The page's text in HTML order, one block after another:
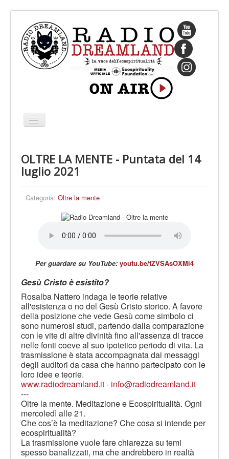
Cambia
navigazione
CHI SIAMO
IL FONDATORE
PROGRAMMI
PALINSESTO
LE VOCI
EVENTI
PRESS
CONTATTI
OLTRE LA MENTE - Puntata del 14
luglio 2021
Categoria: Oltre la mente
Per guardare su YouTube: youtu.be/tZVSAsOXMi4
Gesù Cristo è esistito?
Rosalba Nattero indaga le teorie relative
all'esistenza o no del Gesù Cristo storico. A favore
della posizione che vede Gesù come simbolo ci
sono numerosi studi, partendo dalla comparazione
con le vite di altre divinità fino all'assenza di tracce
nelle fonti coeve al suo ipotetico periodo di vita. La
trasmissione è stata accompagnata dai messaggi
degli auditori da casa che hanno partecipato con le
loro idee e teorie.
www.radiodreamland.it- info@radiodreamland.it
---
Oltre la mente. Meditazione e Ecospiritualità. Ogni
mercoledì alle 21.
Che cos’è la meditazione? Che cosa si intende per
ecospiritualità?
La trasmissione vuole fare chiarezza su temi
spesso banalizzati, ma che andrebbero in realtà